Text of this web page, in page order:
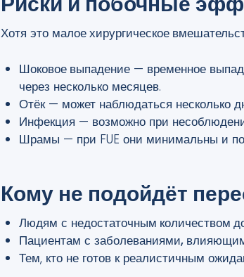
Хотя это малое хирургическое
Шоковое выпадение— временное
через несколько месяцев.
Отёк— может наблюдаться несколько
Инфекция — возможно при
Шрамы — при FUE они минимальны и
Кому не подойдёт
Людям с недостаточным количеством
Пациентам с заболеваниями,
Тем, кто не готов к реалистичным